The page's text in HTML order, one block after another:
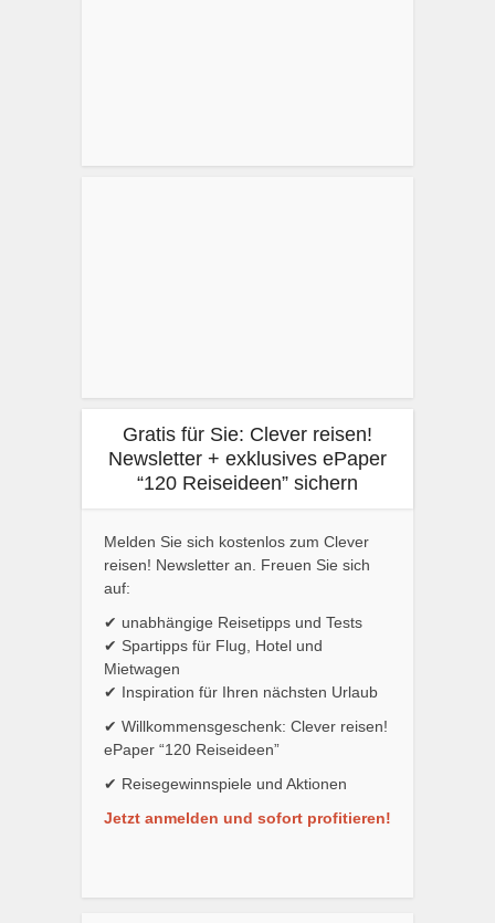
Gratis für Sie: Clever reisen!
Newsletter + exklusives ePaper
“120 Reiseideen” sichern
Melden Sie sich kostenlos zum Clever
reisen! Newsletter an. Freuen Sie sich
auf:
✔ unabhängige Reisetipps und Tests
✔ Spartipps für Flug, Hotel und
Mietwagen
✔ Inspiration für Ihren nächsten Urlaub
✔ Willkommensgeschenk: Clever reisen!
ePaper “120 Reiseideen”
✔ Reisegewinnspiele und Aktionen
Jetzt anmelden und sofort profitieren!